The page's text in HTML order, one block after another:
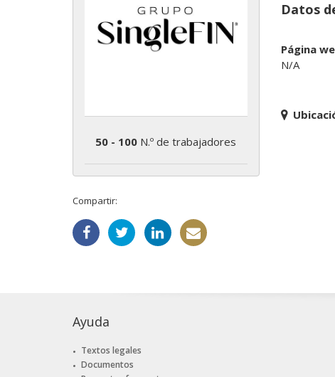
50 - 100 N.º de trabajadores
Compartir:
Datos
Página
N/A
Ayuda
Textos legales
Documentos